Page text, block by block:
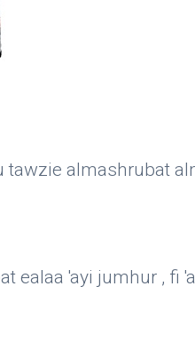
almashrubat
ealaa 'ayi jumhur , fi